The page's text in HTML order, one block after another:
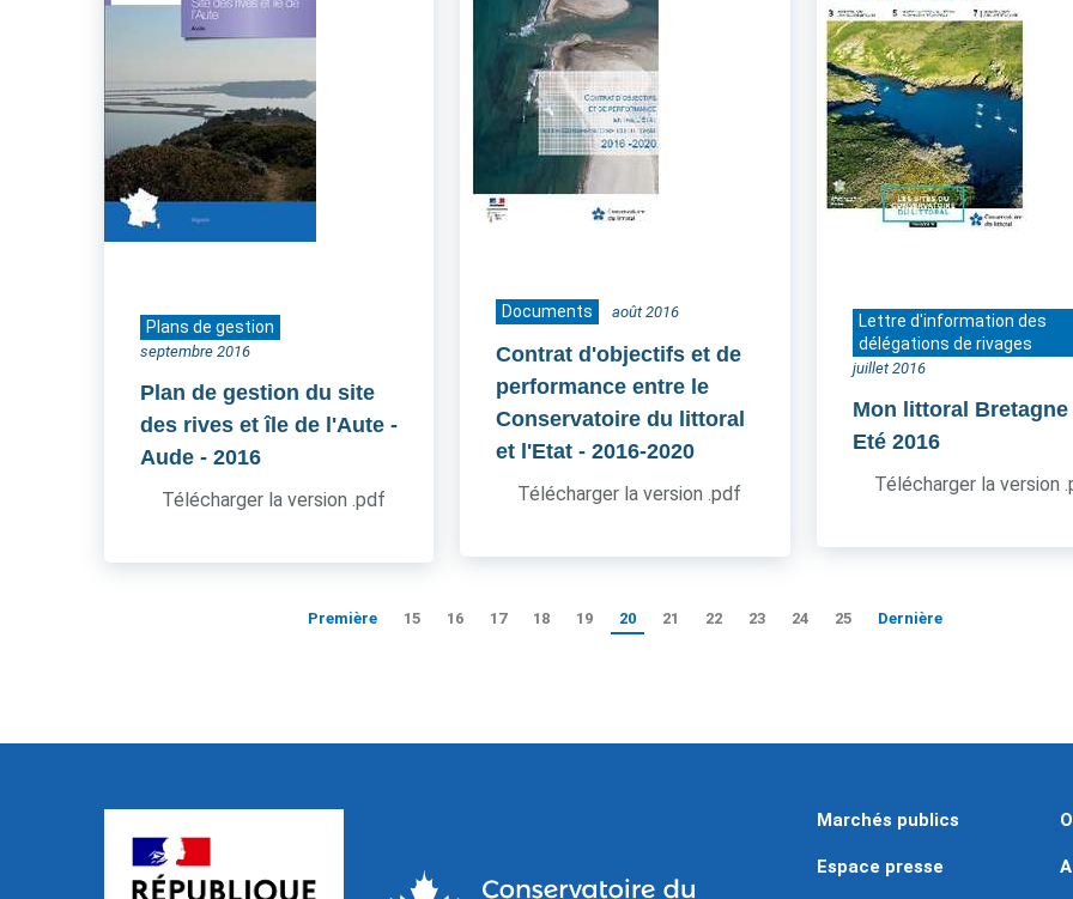
Plans de gestion
septembre 2016
Plan de gestion du site
des rives et île de l'Aute -
Aude - 2016
Télécharger la version .pdf
Documents août 2016
Contrat d'objectifs et de
performance entre le
Conservatoire du littoral
et l'Etat - 2016-2020
Télécharger la version .pdf
Lettre d'information des
délégations de rivages
juillet 2016
Mon littoral Bretagne
Eté 2016
Télécharger la version
Première 15 16 17 18 19 20 21 22 23 24 25 Dernière
Marchés publics
Espace presse